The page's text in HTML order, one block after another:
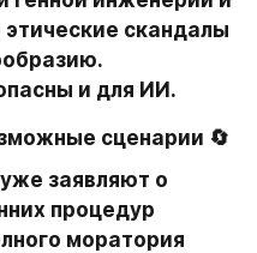
скандалы
и для ИИ.
сценарии 🔄
заявляют о
процедур
моратория